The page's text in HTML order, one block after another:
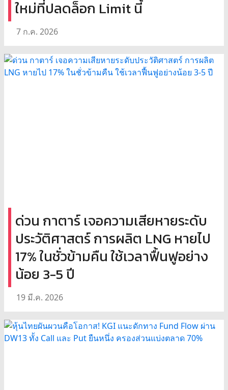
ใหม่ที่ปลดล็อก Limit นี้
7 ก.ค. 2026
ด่วน กาตาร์ เจอความเสียหายระดับ
ประวัติศาสตร์ การผลิต LNG หายไป
17% ในชั่วข้ามคืน ใช้เวลาฟื้นฟูอย่าง
น้อย 3-5 ปี
19 มี.ค. 2026